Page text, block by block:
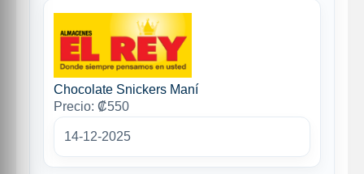
Chocolate Snickers Maní
Precio: ₡550
14-12-2025